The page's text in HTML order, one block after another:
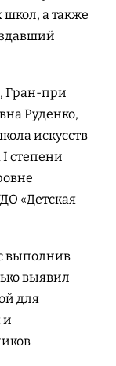
а также
Гран-при
Руденко,
искусств
I степени
«Детская
выполнив
выявил
для
и